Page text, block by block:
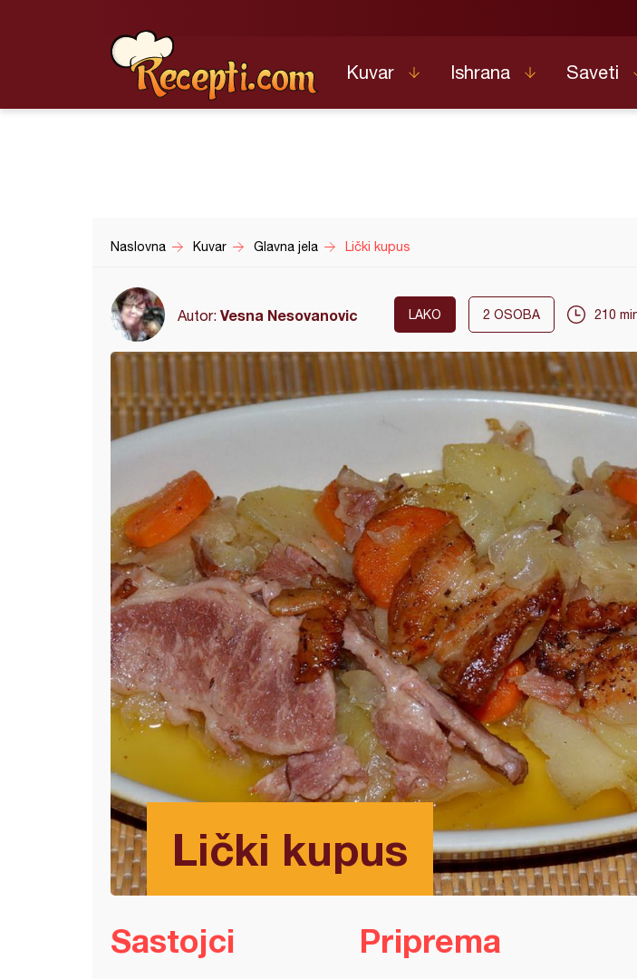
Kuvar Ishrana Saveti
Naslovna Kuvar Glavna jela Lički kupus
Autor: Vesna Nesovanovic LAKO 2 OSOBA 210
Lički kupus
Sastojci Priprema